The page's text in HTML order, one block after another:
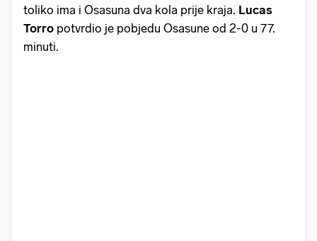
toliko ima i Osasuna dva kola prije kraja. Lucas
Torro potvrdio je pobjedu Osasune od 2-0 u 77.
minuti.